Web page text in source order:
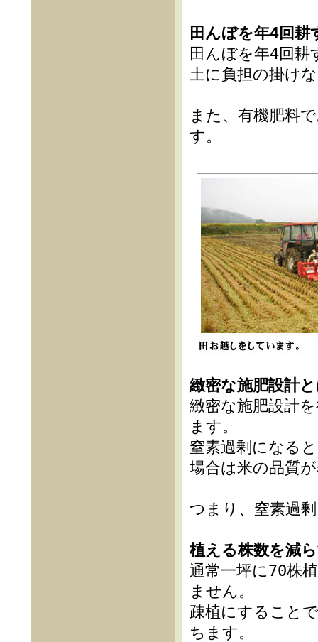
田んぼを年4回耕
田んぼを年4回耕
土に負担の掛け
また、有機肥料
す。
緻密な施肥設計
緻密な施肥設計
ます。
窒素過剰になる
場合は米の品質
つまり、窒素過
植える株数を減
通常一坪に70株
ません。
疎植にすること
ちます。